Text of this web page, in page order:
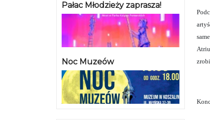
Pałac Młodzieży zaprasza!
Noc Muzeów